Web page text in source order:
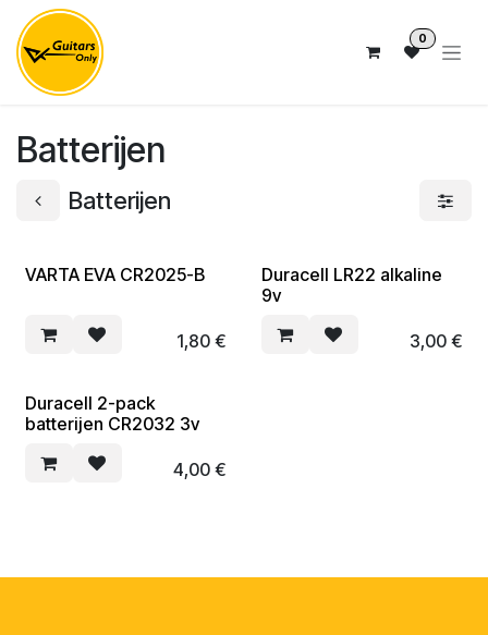
Overslaan naar inhoud
0
Batterijen
Batterijen
VARTA EVA CR2025-B
1,80€
Duracell LR22 alkaline
9v
3,00€
Duracell 2-pack
batterijen CR2032 3v
4,00€